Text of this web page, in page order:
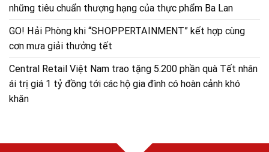
những tiêu chuẩn thượng hạng của thực phẩm Ba Lan
GO! Hải Phòng khi “SHOPPERTAINMENT” kết hợp cùng
cơn mưa giải thưởng tết
Central Retail Việt Nam trao tặng 5.200 phần quà Tết nhân
ái trị giá 1 tỷ đồng tới các hộ gia đình có hoàn cảnh khó
khăn